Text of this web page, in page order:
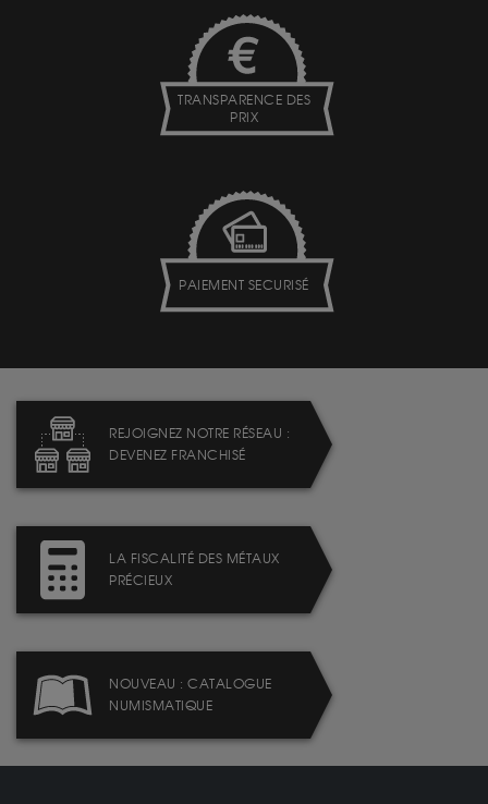
TRANSPARENCE DES
PRIX
PAIEMENT SECURISÉ
REJOIGNEZ NOTRE RÉSEAU :
DEVENEZ FRANCHISÉ
LA FISCALITÉ DES MÉTAUX
PRÉCIEUX
NOUVEAU : CATALOGUE
NUMISMATIQUE